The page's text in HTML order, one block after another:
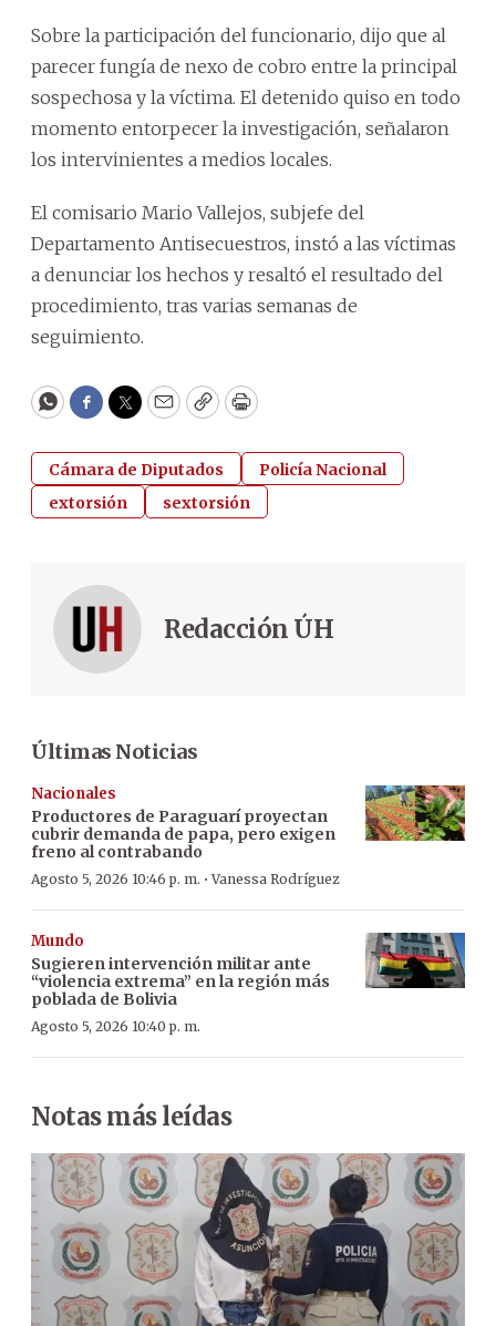
Sobre la participación del funcionario, dijo que al
parecer fungía de nexo de cobro entre la principal
sospechosa y la víctima. El detenido quiso en todo
momento entorpecer la investigación, señalaron
los intervinientes a medios locales.
El comisario Mario Vallejos, subjefe del
Departamento Antisecuestros, instó a las víctimas
a denunciar los hechos y resaltó el resultado del
procedimiento, tras varias semanas de
seguimiento.
WhatsApp
Facebook
Twitter
EmailCopyPrint
Cámara de Diputados
Policía Nacional
extorsión
sextorsión
Redacción ÚH
Últimas Noticias
Nacionales
Productores de Paraguarí proyectan
cubrir demanda de papa, pero exigen
freno al contrabando
Agosto 5, 2026 10:46 p. m. ·Vanessa Rodríguez
Mundo
Sugieren intervención militar ante
“violencia extrema” en la región más
poblada de Bolivia
Agosto 5, 2026 10:40 p. m.
Notas más leídas